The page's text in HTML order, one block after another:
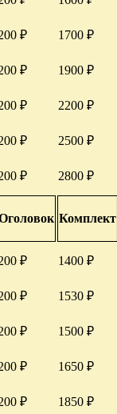
₽ 1700 ₽
₽ 1900 ₽
₽ 2200 ₽
₽ 2500 ₽
₽ 2800 ₽
Комплект
₽ 1400 ₽
₽ 1530 ₽
₽ 1500 ₽
₽ 1650 ₽
₽ 1850 ₽